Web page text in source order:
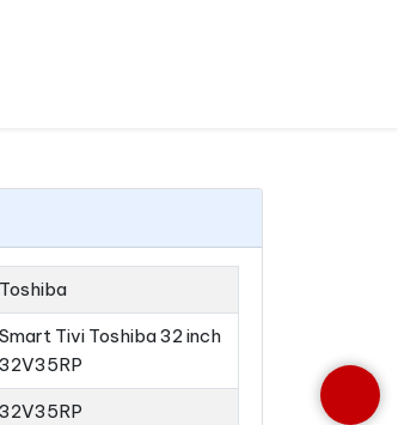
Toshiba
Smart Tivi Toshiba 32 inch
32V35RP
32V35RP